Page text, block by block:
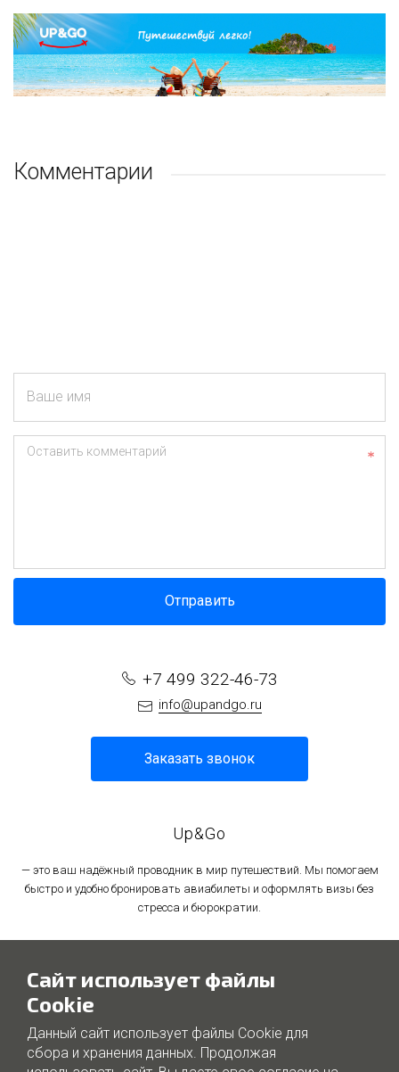
Комментарии
Ваше имя
Оставить комментарий
Отправить
+7 499 322-46-73
info@upandgo.ru
Заказать звонок
Up&Go
— это ваш надёжный проводник в мир путешествий. Мы помогаем
быстро и удобно бронировать авиабилеты и оформлять визы без
стресса и бюрократии.
Политика использования файлов cookie
Сайт использует файлы
Cookie
Данный сайт использует файлы Cookie для
сбора и хранения данных. Продолжая